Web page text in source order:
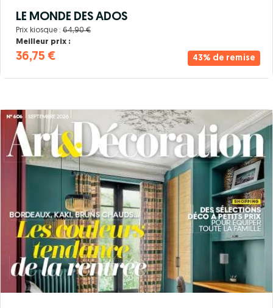
43% de remise
LE MONDE DES ADOS
Prix kiosque : 64,90 €
Meilleur prix :
36,75 €